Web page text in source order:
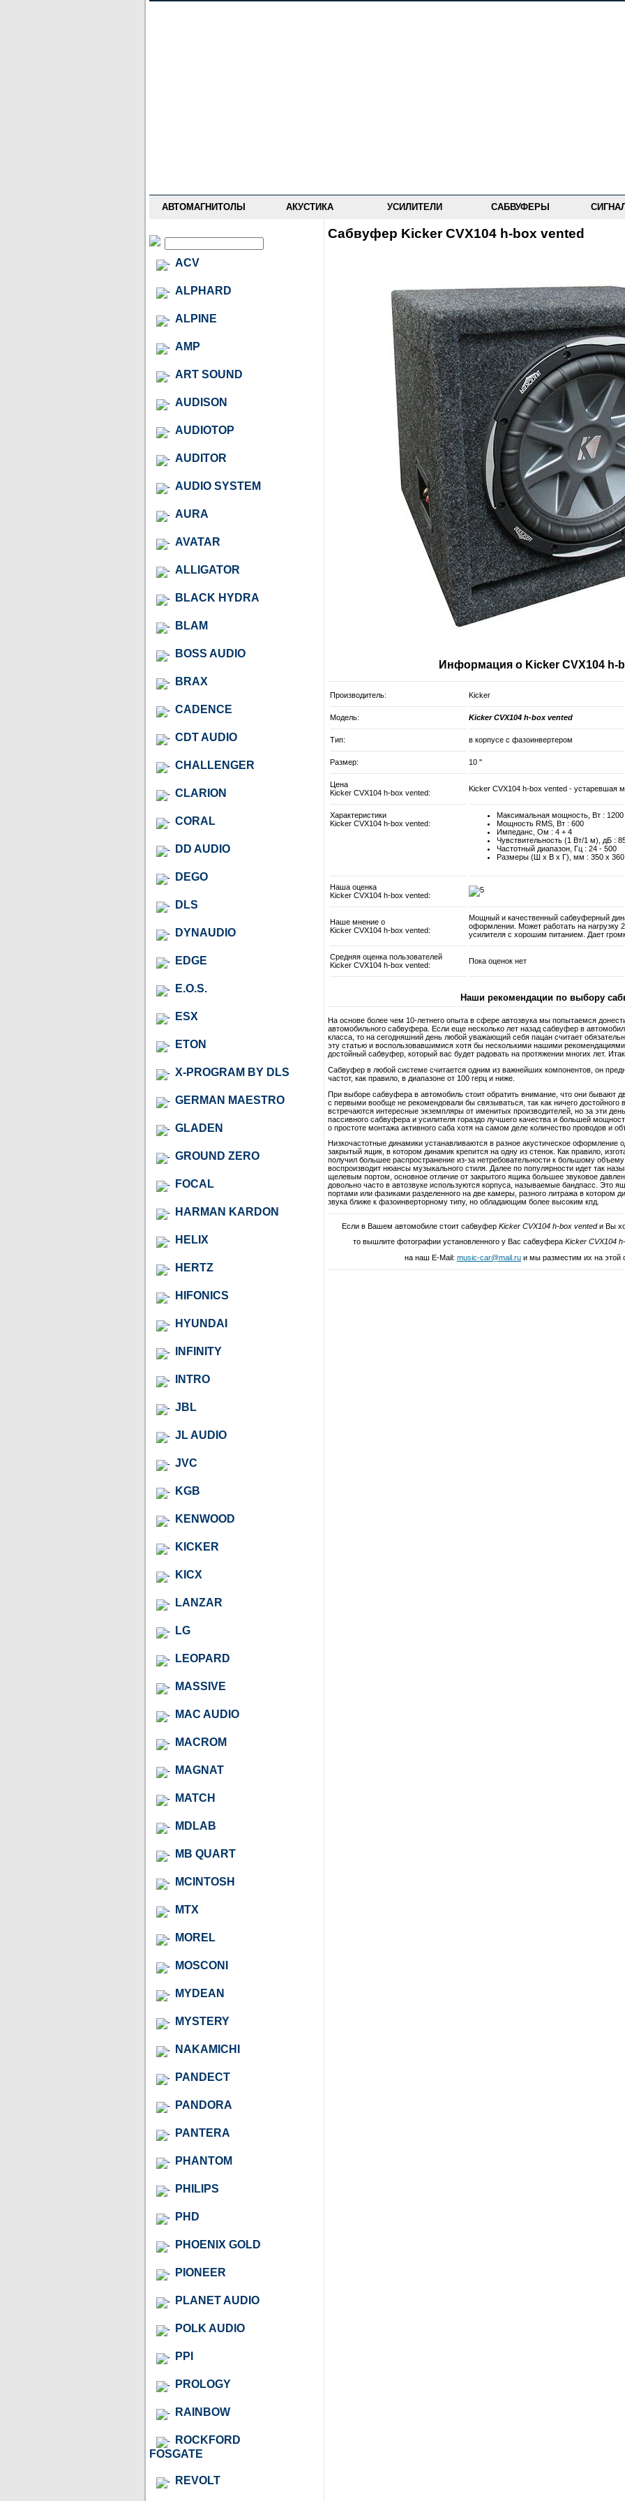
АВТОМАГНИТОЛЫ АКУСТИКА УСИЛИТЕЛИ САБВУФЕРЫ
ACV
ALPHARD
ALPINE
AMP
ART SOUND
AUDISON
AUDIOTOP
AUDITOR
AUDIO SYSTEM
AURA
AVATAR
ALLIGATOR
BLACK HYDRA
BLAM
BOSS AUDIO
BRAX
CADENCE
CDT AUDIO
CHALLENGER
CLARION
CORAL
DD AUDIO
DEGO
DLS
DYNAUDIO
EDGE
E.O.S.
ESX
ETON
X-PROGRAM BY DLS
GERMAN MAESTRO
GLADEN
GROUND ZERO
FOCAL
HARMAN KARDON
HELIX
HERTZ
HIFONICS
HYUNDAI
INFINITY
INTRO
JBL
JL AUDIO
JVC
KGB
KENWOOD
KICKER
KICX
LANZAR
LG
LEOPARD
MASSIVE
MAC AUDIO
MACROM
MAGNAT
MATCH
MDLAB
MB QUART
MCINTOSH
MTX
MOREL
MOSCONI
MYDEAN
MYSTERY
NAKAMICHI
PANDECT
PANDORA
PANTERA
PHANTOM
PHILIPS
PHD
PHOENIX GOLD
PIONEER
PLANET AUDIO
POLK AUDIO
PPI
PROLOGY
RAINBOW
ROCKFORD
FOSGATE
REVOLT
Сабвуфер Kicker CVX104 h-box vented
Информация о Kicker CVX104 h-
Производитель: Kicker
Модель: Kicker CVX104 h-box vented
Тип: в корпусе с фазоинвертером
Размер: 10 ''
Цена
Kicker CVX104 h-box vented:
Kicker CVX104 h-box vented - устаревшая
Характеристики
Kicker CVX104 h-box vented:
Максимальная мощность, Вт : 1200
Мощность RMS, Вт : 600
Импеданс, Ом : 4 + 4
Чувствительность (1 Вт/1 м), дБ :
Частотный диапазон, Гц : 24 - 500
Размеры (Ш x В x Г), мм : 350 x 360
Наша оценка
Kicker CVX104 h-box vented:
Наше мнение о
Kicker CVX104 h-box vented:
Мощный и качественный сабвуферный
оформлении. Может работать на нагрузку
усилителя с хорошим питанием. Дает
Средняя оценка пользователей
Kicker CVX104 h-box vented:
Пока оценок нет
Наши рекомендации по выбору
На основе более чем 10-летнего опыта в сфере автозвука мы попытаемся
автомобильного сабвуфера. Если еще несколько лет назад сабвуфер в
класса, то на сегодняшний день любой уважающий себя пацан считает
эту статью и воспользовавшимися хотя бы несколькими нашими
достойный сабвуфер, который вас будет радовать на протяжении многих лет.
Сабвуфер в любой системе считается одним из важнейших компонентов, он
частот, как правило, в диапазоне от 100 герц и ниже.
При выборе сабвуфера в автомобиль стоит обратить внимание, что они бывают
с первыми вообще не рекомендовали бы связываться, так как ничего достойного
встречаются интересные экземпляры от именитых производителей, но за эти
пассивного сабвуфера и усилителя гораздо лучшего качества и большей
о простоте монтажа активного саба хотя на самом деле количество проводов и
Низкочастотные динамики устанавливаются в разное акустическое оформление
закрытый ящик, в котором динамик крепится на одну из стенок. Как правило,
получил большее распространение из-за нетребовательности к большому
воспроизводит нюансы музыкального стиля. Далее по популярности идет так
щелевым портом, основное отличие от закрытого ящика большее звуковое
довольно часто в автозвуке используются корпуса, называемые бандпасс. Это
портами или фазиками разделенного на две камеры, разного литража в котором
звука ближе к фазоинверторному типу, но обладающим более высоким кпд.
Если в Вашем автомобиле стоит сабвуфер Kicker CVX104 h-box ventedи Вы
то вышлите фотографии установленного у Вас сабвуфера Kicker CVX104
на наш E-Mail: music-car@mail.ru и мы разместим их на этой